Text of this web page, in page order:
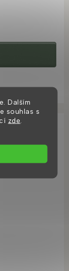
Dalším
souhlas s
zde